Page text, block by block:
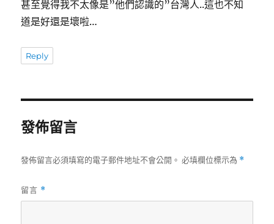
甚至覺得我不太像是”他們認識的”台灣人..這也不知
道是好還是壞啦…
Reply
發佈留言
發佈留言必須填寫的電子郵件地址不會公開。 必填欄位標示為 *
留言 *